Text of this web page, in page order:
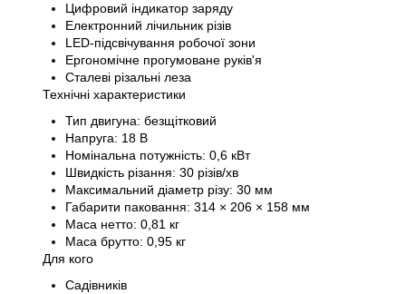
Цифровий індикатор заряду
Електронний лічильник різів
LED-підсвічування робочої зони
Ергономічне прогумоване руків'я
Сталеві різальні леза
Технічні характеристики
Тип двигуна: безщітковий
Напруга: 18 В
Номінальна потужність: 0,6 кВт
Швидкість різання: 30 різів/хв
Максимальний діаметр різу: 30 мм
Габарити паковання: 314 × 206 × 158 мм
Маса нетто: 0,81 кг
Маса брутто: 0,95 кг
Для кого
Садівників